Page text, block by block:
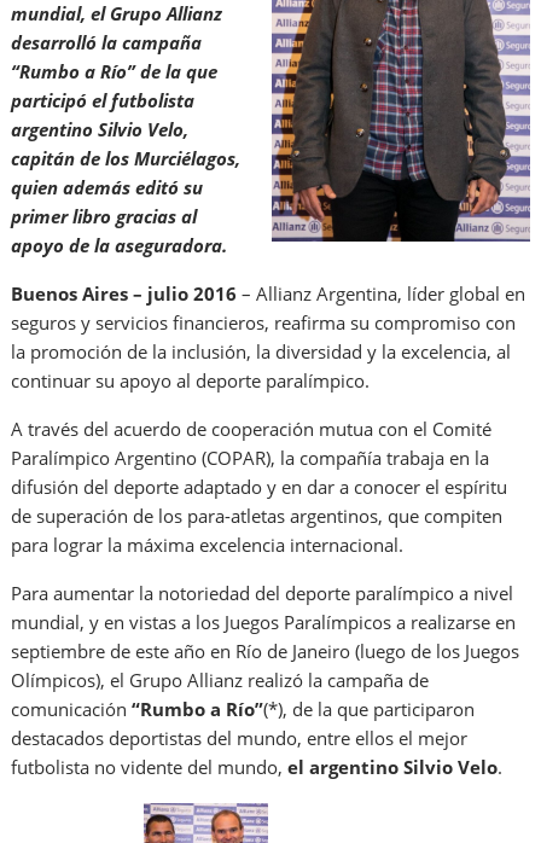
mundial, el Grupo Allianz
desarrolló la campaña
“Rumbo a Río” de la que
participó el futbolista
argentino Silvio Velo,
capitán de los Murciélagos,
quien además editó su
primer libro gracias al
apoyo de la aseguradora.
Buenos Aires – julio 2016– Allianz Argentina, líder global en
seguros y servicios financieros, reafirma su compromiso con
la promoción de la inclusión, la diversidad y la excelencia, al
continuar su apoyo al deporte paralímpico.
A través del acuerdo de cooperación mutua con el Comité
Paralímpico Argentino (COPAR), la compañía trabaja en la
difusión del deporte adaptado y en dar a conocer el espíritu
de superación de los para-atletas argentinos, que compiten
para lograr la máxima excelencia internacional.
Para aumentar la notoriedad del deporte paralímpico a nivel
mundial, y en vistas a los Juegos Paralímpicos a realizarse en
septiembre de este año en Río de Janeiro (luego de los Juegos
Olímpicos), el Grupo Allianz realizó la campaña de
comunicación “Rumbo a Río”(*), de la que participaron
destacados deportistas del mundo, entre ellos el mejor
futbolista no vidente del mundo,el argentino Silvio Velo.